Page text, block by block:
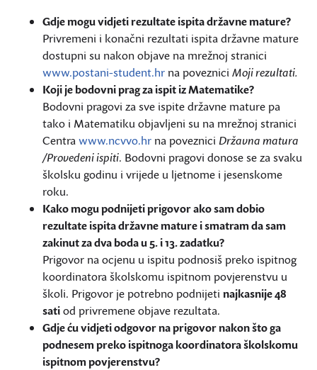
Gdje mogu vidjeti rezultate ispita državne mature?
Privremeni i konačni rezultati ispita državne mature
dostupni su nakon objave na mrežnoj stranici
www.postani-student.hr na poveznici Moji rezultati.
Koji je bodovni prag za ispit iz Matematike?
Bodovni pragovi za sve ispite državne mature pa
tako i Matematiku objavljeni su na mrežnoj stranici
Centrawww.ncvvo.hr na poveznici Državna matura
/Provedeni ispiti. Bodovni pragovi donose se za svaku
školsku godinu i vrijede u ljetnome i jesenskome
roku.
Kako mogu podnijeti prigovor ako sam dobio
rezultate ispita državne mature i smatram da sam
zakinut za dva boda u 5. i 13. zadatku?
Prigovor na ocjenu u ispitu podnosiš preko ispitnog
koordinatora školskomu ispitnom povjerenstvu u
školi. Prigovor je potrebno podnijeti najkasnije 48
satiod privremene objave rezultata.
Gdje ću vidjeti odgovor na prigovor nakon što ga
podnesem preko ispitnoga koordinatora školskomu
ispitnom povjerenstvu?